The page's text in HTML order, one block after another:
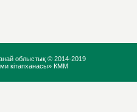
облыстық © 2014-2019
кітапханасы» КММ